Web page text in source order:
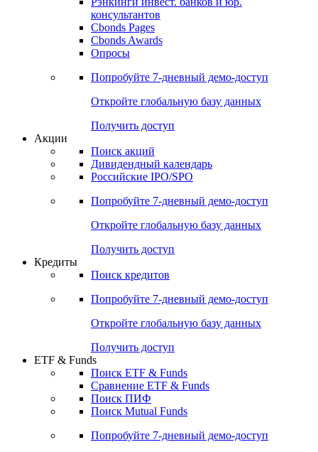
консультантов
Cbonds Pages
Cbonds Awards
Опросы
Попробуйте 7-дневный демо-доступ
Откройте глобальную базу данных
Получить доступ
Акции
Поиск акций
Дивидендный календарь
Российские IPO/SPO
Попробуйте 7-дневный демо-доступ
Откройте глобальную базу данных
Получить доступ
Кредиты
Поиск кредитов
Попробуйте 7-дневный демо-доступ
Откройте глобальную базу данных
Получить доступ
ETF & Funds
Поиск ETF & Funds
Сравнение ETF & Funds
Поиск ПИФ
Поиск Mutual Funds
Попробуйте 7-дневный демо-доступ